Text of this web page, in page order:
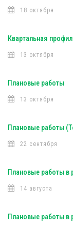
18 октября
Квартальная
13 октября
Плановые работы
13 октября
Плановые работы
22 сентября
Плановые работы в
14 августа
Плановые работы в